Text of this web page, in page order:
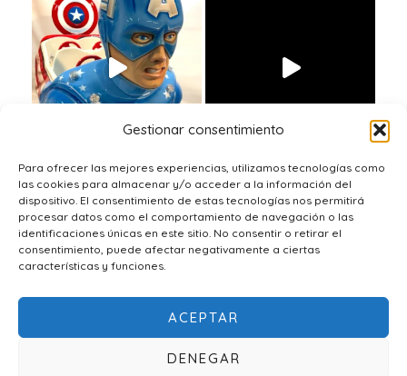
Gestionar consentimiento
Para ofrecer las mejores experiencias, utilizamos tecnologías como
las cookies para almacenar y/o acceder a la información del
dispositivo. El consentimiento de estas tecnologías nos permitirá
procesar datos como el comportamiento de navegación o las
identificaciones únicas en este sitio. No consentir o retirar el
consentimiento, puede afectar negativamente a ciertas
características y funciones.
ACEPTAR
DENEGAR
© 2026 Polifibra SG |Política de Cookies